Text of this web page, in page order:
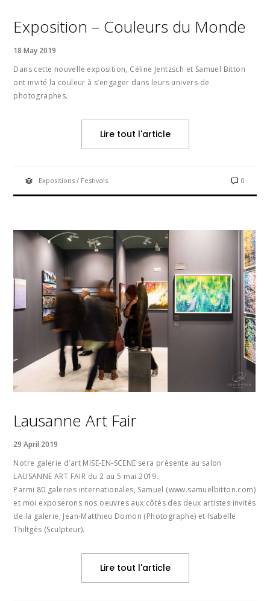
Exposition – Couleurs du Monde
18 May 2019
Dans cette nouvelle exposition, Céline Jentzsch et Samuel Bitton
ont invité la couleur à s’engager dans leurs univers de
photographes.
Lire tout l'article
Expositions / Festivals 0
Lausanne Art Fair
29 April 2019
Notre galerie d’art MISE-EN-SCENE sera présente au salon
LAUSANNE ART FAIR du 2 au 5 mai 2019.
Parmi 80 galeries internationales, Samuel (www.samuelbitton.com)
et moi exposerons nos oeuvres aux côtés des deux artistes invités
de la galerie, Jean-Matthieu Domon (Photographe) et Isabelle
Thiltgès (Sculpteur).
Lire tout l'article